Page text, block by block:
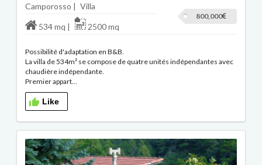
Camporosso | Villa
800,000
534 mq | 2500 mq
Possibilité d'adaptation en B&B.
La villa de 534m² se compose de quatre unités indépendantes avec
chaudière indépendante.
Premier appart...
Like